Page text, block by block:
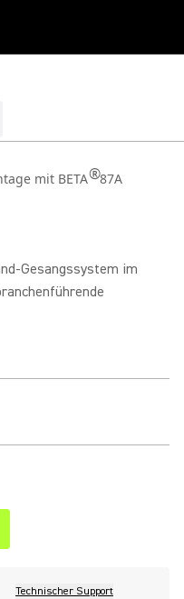
mit BETA®87A
Gesangssystem im
Technischer Support